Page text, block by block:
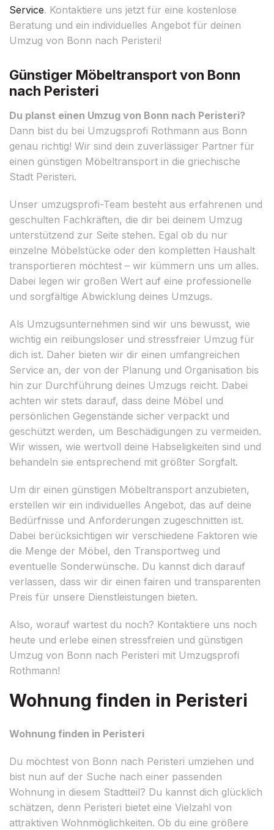
Service. Kontaktiere uns jetzt für eine kostenlose
Beratung und ein individuelles Angebot für deinen
Umzug von Bonn nach Peristeri!
Günstiger Möbeltransport von Bonn
nach Peristeri
Du planst einen Umzug von Bonn nach Peristeri?
Dann bist du bei Umzugsprofi Rothmann aus Bonn
genau richtig! Wir sind dein zuverlässiger Partner für
einen günstigen Möbeltransport in die griechische
Stadt Peristeri.
Unser umzugsprofi-Team besteht aus erfahrenen und
geschulten Fachkräften, die dir bei deinem Umzug
unterstützend zur Seite stehen. Egal ob du nur
einzelne Möbelstücke oder den kompletten Haushalt
transportieren möchtest – wir kümmern uns um alles.
Dabei legen wir großen Wert auf eine professionelle
und sorgfältige Abwicklung deines Umzugs.
Als Umzugsunternehmen sind wir uns bewusst, wie
wichtig ein reibungsloser und stressfreier Umzug für
dich ist. Daher bieten wir dir einen umfangreichen
Service an, der von der Planung und Organisation bis
hin zur Durchführung deines Umzugs reicht. Dabei
achten wir stets darauf, dass deine Möbel und
persönlichen Gegenstände sicher verpackt und
geschützt werden, um Beschädigungen zu vermeiden.
Wir wissen, wie wertvoll deine Habseligkeiten sind und
behandeln sie entsprechend mit größter Sorgfalt.
Um dir einen günstigen Möbeltransport anzubieten,
erstellen wir ein individuelles Angebot, das auf deine
Bedürfnisse und Anforderungen zugeschnitten ist.
Dabei berücksichtigen wir verschiedene Faktoren wie
die Menge der Möbel, den Transportweg und
eventuelle Sonderwünsche. Du kannst dich darauf
verlassen, dass wir dir einen fairen und transparenten
Preis für unsere Dienstleistungen bieten.
Also, worauf wartest du noch? Kontaktiere uns noch
heute und erlebe einen stressfreien und günstigen
Umzug von Bonn nach Peristeri mit Umzugsprofi
Rothmann!
Wohnung finden in Peristeri
Wohnung finden in Peristeri
Du möchtest von Bonn nach Peristeri umziehen und
bist nun auf der Suche nach einer passenden
Wohnung in diesem Stadtteil? Du kannst dich glücklich
schätzen, denn Peristeri bietet eine Vielzahl von
attraktiven Wohnmöglichkeiten. Ob du eine größere